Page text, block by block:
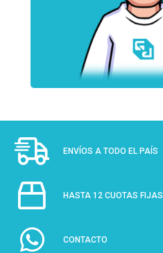
ENVÍOS A TODO EL PAÍS
HASTA 12 CUOTAS FIJAS
CONTACTO